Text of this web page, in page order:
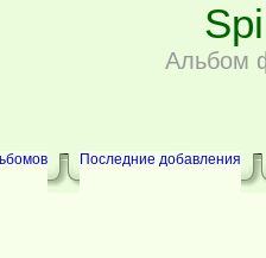
Альбом
Последние добавления